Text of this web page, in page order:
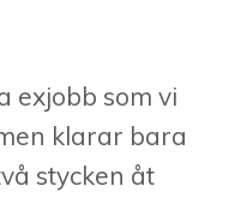
exjobb som vi
klarar bara
stycken åt